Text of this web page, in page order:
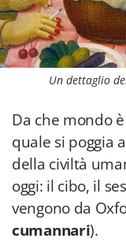
Un dettaglio
Da che mondo
quale si poggia
della civiltà
oggi: il cibo, il
vengono da
cumannari).